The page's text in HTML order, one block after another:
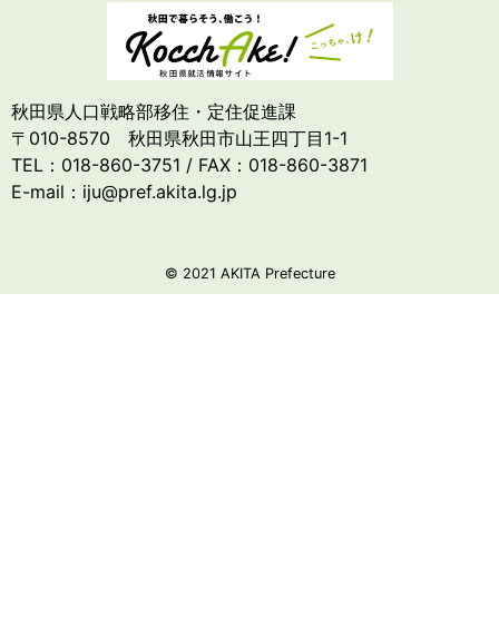
秋田県人口戦略部移住・定住促進課
〒010-8570 秋田県秋田市山王四丁目1-1
TEL：018-860-3751 / FAX：018-860-3871
E-mail：iju@pref.akita.lg.jp
© 2021 AKITA Prefecture